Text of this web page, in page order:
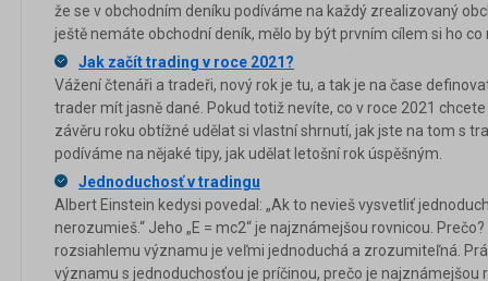
že se v obchodním deníku podíváme na každý zrealizovaný
ještě nemáte obchodní deník, mělo by být prvním cílem si ho
Jak začít trading v roce 2021?
Vážení čtenáři a tradeři, nový rok je tu, a tak je na čase
trader mít jasně dané. Pokud totiž nevíte, co v roce 2021
závěru roku obtížné udělat si vlastní shrnutí, jak jste na tom s
podíváme na nějaké tipy, jak udělat letošní rok úspěšným.
Jednoduchosť v tradingu
Albert Einstein kedysi povedal: „Ak to nevieš vysvetliť
nerozumieš.“ Jeho „E = mc2“ je najznámejšou rovnicou.
rozsiahlemu významu je veľmi jednoduchá a zrozumiteľná.
významu s jednoduchosťou je príčinou, prečo je najznámejšou